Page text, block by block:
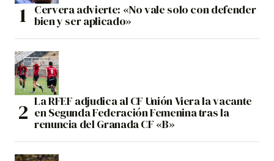
Cervera advierte: «No vale solo con defender
bien y ser aplicado»
La RFEF adjudica al CF Unión Viera la vacante
en Segunda Federación Femenina tras la
renuncia del Granada CF «B»